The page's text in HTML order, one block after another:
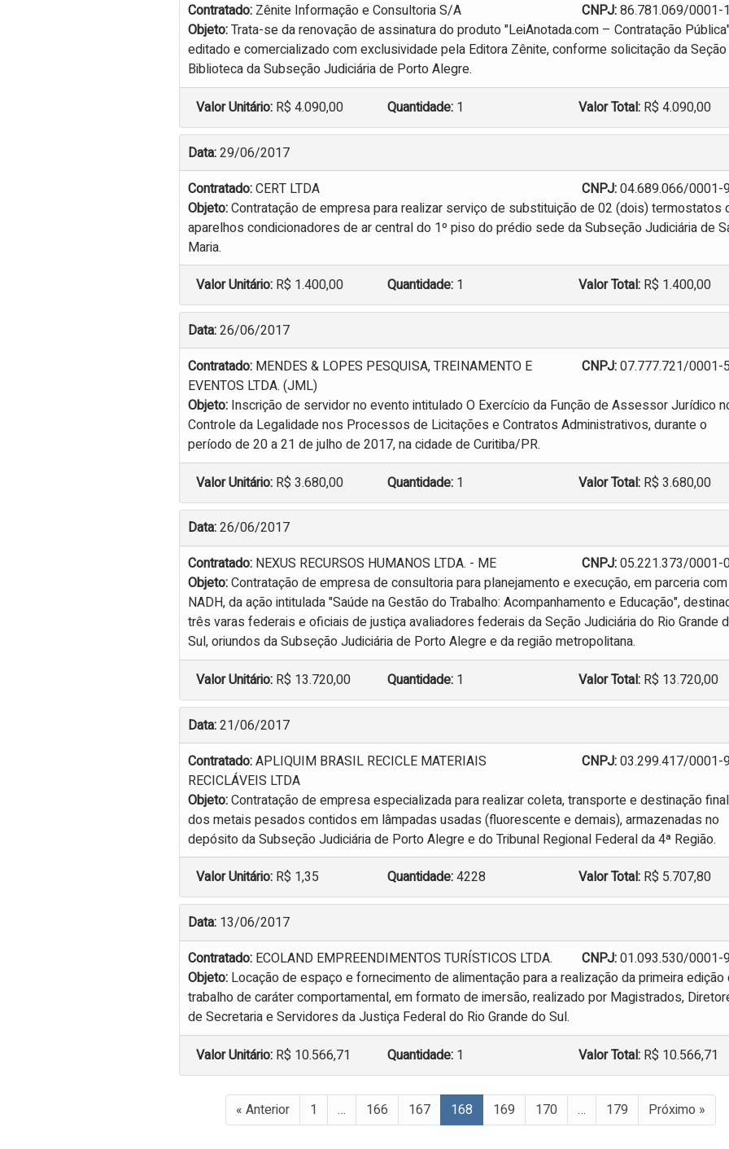
Contratado: Zênite Informação e Consultoria S/A CNPJ:86.781.069/0001-
Objeto:Trata-se da renovação de assinatura do produto "LeiAnotada.com – Contratação
editado e comercializado com exclusividade pela Editora Zênite, conforme solicitação da
Biblioteca da Subseção Judiciária de Porto Alegre.
Valor Unitário: R$ 4.090,00 Quantidade: 1 Valor Total: R$ 4.090,00
Data:29/06/2017
Contratado:CERT LTDA CNPJ:04.689.066/0001-
Objeto:Contratação de empresa para realizar serviço de substituição de 02 (dois) termostatos
aparelhos condicionadores de ar central do 1º piso do prédio sede da Subseção Judiciária de
Maria.
Valor Unitário: R$ 1.400,00 Quantidade: 1 Valor Total: R$ 1.400,00
Data:26/06/2017
Contratado: MENDES & LOPES PESQUISA, TREINAMENTO E
EVENTOS LTDA. (JML)
CNPJ:07.777.721/0001-
Objeto: Inscrição de servidor no evento intitulado O Exercício da Função de Assessor Jurídico
Controle da Legalidade nos Processos de Licitações e Contratos Administrativos, durante o
período de 20 a 21 de julho de 2017, na cidade de Curitiba/PR.
Valor Unitário: R$ 3.680,00 Quantidade: 1 Valor Total: R$ 3.680,00
Data:26/06/2017
Contratado: NEXUS RECURSOS HUMANOS LTDA. - ME CNPJ:05.221.373/0001-
Objeto:Contratação de empresa de consultoria para planejamento e execução, em parceria
NADH, da ação intitulada "Saúde na Gestão do Trabalho: Acompanhamento e Educação",
três varas federais e oficiais de justiça avaliadores federais da Seção Judiciária do Rio Grande
Sul, oriundos da Subseção Judiciária de Porto Alegre e da região metropolitana.
Valor Unitário: R$ 13.720,00 Quantidade: 1 Valor Total: R$ 13.720,00
Data:21/06/2017
Contratado:APLIQUIM BRASIL RECICLE MATERIAIS
RECICLÁVEIS LTDA
CNPJ:03.299.417/0001-
Objeto:Contratação de empresa especializada para realizar coleta, transporte e destinação final
dos metais pesados contidos em lâmpadas usadas (fluorescente e demais), armazenadas no
depósito da Subseção Judiciária de Porto Alegre e do Tribunal Regional Federal da 4ª Região.
Valor Unitário: R$ 1,35 Quantidade:4228 Valor Total: R$ 5.707,80
Data: 13/06/2017
Contratado: ECOLAND EMPREENDIMENTOS TURÍSTICOS LTDA. CNPJ:01.093.530/0001-
Objeto: Locação de espaço e fornecimento de alimentação para a realização da primeira edição
trabalho de caráter comportamental, em formato de imersão, realizado por Magistrados,
de Secretaria e Servidores da Justiça Federal do Rio Grande do Sul.
Valor Unitário: R$ 10.566,71 Quantidade: 1 Valor Total: R$ 10.566,71
« Anterior 1 … 166 167 168 169 170 … 179 Próximo »